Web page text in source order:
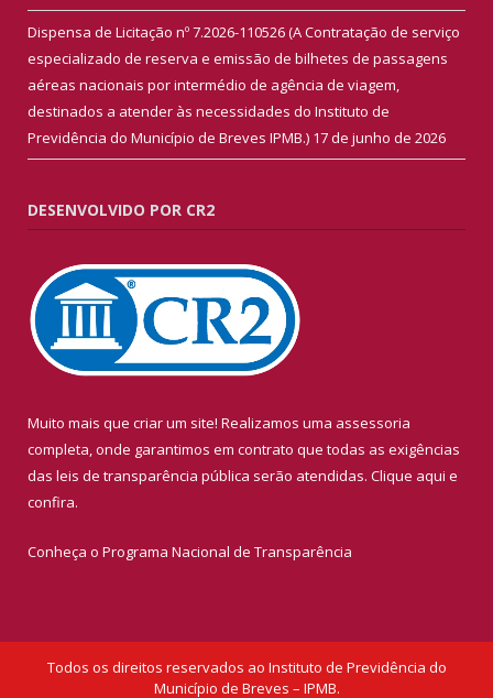
Dispensa de Licitação nº 7.2026-110526 (A Contratação de serviço
especializado de reserva e emissão de bilhetes de passagens
aéreas nacionais por intermédio de agência de viagem,
destinados a atender às necessidades do Instituto de
Previdência do Município de Breves IPMB.) 17 de junho de 2026
DESENVOLVIDO POR CR2
Muito mais que criar um site! Realizamos uma assessoria
completa, onde garantimos em contrato que todas as exigências
das leis de transparência pública serão atendidas. Clique aqui e
confira.
Conheça o Programa Nacional de Transparência
Todos os direitos reservados ao Instituto de Previdência do
Município de Breves – IPMB.